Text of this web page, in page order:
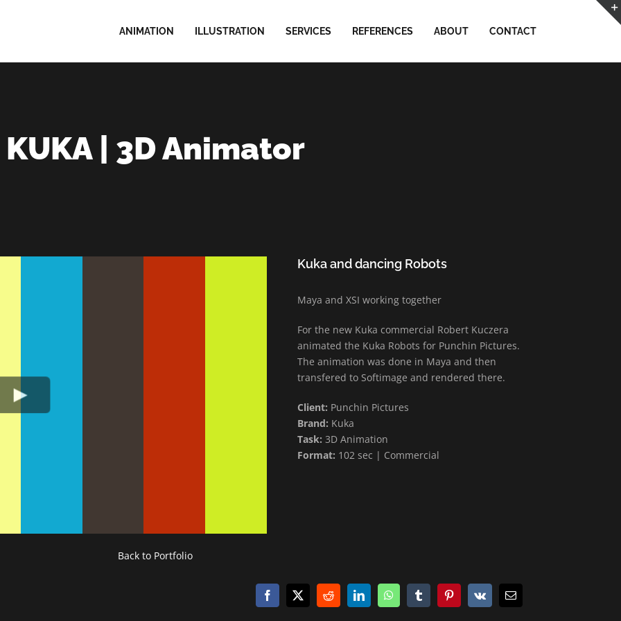
ANIMATION ILLUSTRATION SERVICES REFERENCES ABOUT CONTACT
KUKA | 3D Animator
Kuka and dancing Robots
Maya and XSI working together
For the new Kuka commercial Robert Kuczera
animated the Kuka Robots for Punchin Pictures.
The animation was done in Maya and then
transfered to Softimage and rendered there.
Client: Punchin Pictures
Brand: Kuka
Task: 3D Animation
Format: 102 sec | Commercial
Back to Portfolio
Facebook
X RedditLinkedInWhatsAppTumblrPinterest
Vk
E-
Mail